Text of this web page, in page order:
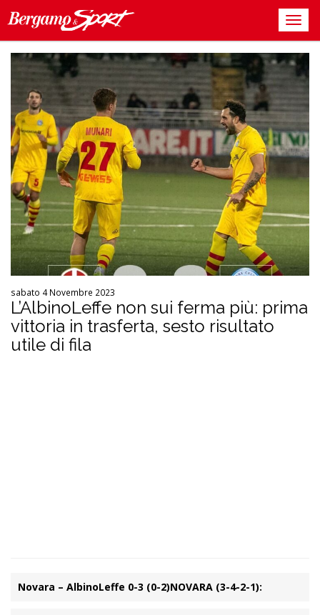
sabato 4 Novembre 2023
L’AlbinoLeffe non sui ferma più: prima
vittoria in trasferta, sesto risultato
utile di fila
Novara – AlbinoLeffe 0-3 (0-2)NOVARA (3-4-2-1):